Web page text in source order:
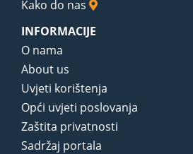
Kako do nas
INFORMACIJE
O nama
About us
Uvjeti korištenja
Opći uvjeti poslovanja
Zaštita privatnosti
Sadržaj portala